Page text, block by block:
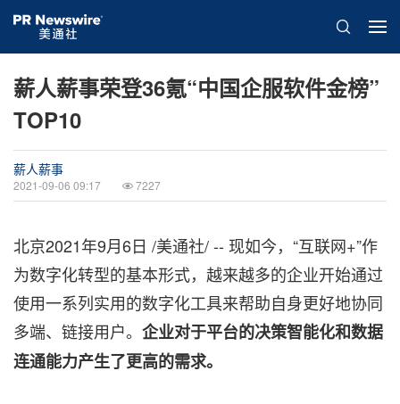
薪人薪事荣登36氪“中国企服软件金榜”
TOP10
薪人薪事
2021-09-06 09:17 7227
北京2021年9月6日 /美通社/ -- 现如今，“互联网+”作
为数字化转型的基本形式，越来越多的企业开始通过
使用一系列实用的数字化工具来帮助自身更好地协同
多端、链接用户。 企业对于平台的决策智能化和数据
连通能力产生了更高的需求。